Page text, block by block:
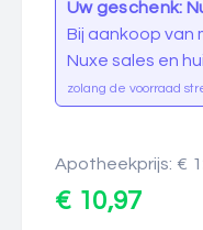
Uw geschenk:
Bij aankoop van
Nuxe sales en
zolang de voorraad
Apotheekprijs: €
€ 10,97